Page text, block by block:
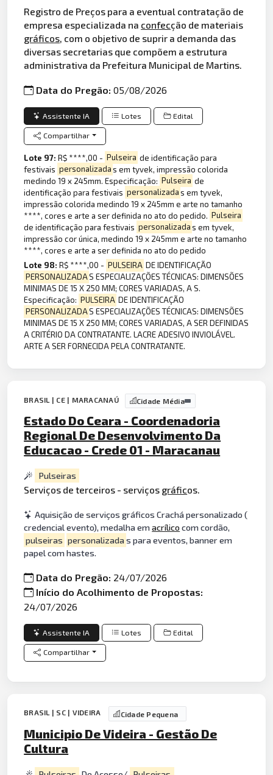
Registro de Preços para a eventual contratação de
empresa especializada na confecção de materiais
gráficos, com o objetivo de suprir a demanda das
diversas secretarias que compõem a estrutura
administrativa da Prefeitura Municipal de Martins.
Data do Pregão:05/08/2026
Assistente IA Lotes Edital
Compartilhar
Lote 97:R$ ****,00 - Pulseira de identificação para
festivais personalizadas em tyvek, impressão colorida
medindo 19 x 245mm. Especificação: Pulseira de
identificação para festivais personalizadas em tyvek,
impressão colorida medindo 19 x 245mm e arte no tamanho
****, cores e arte a ser definida no ato do pedido. Pulseira
de identificação para festivais personalizadas em tyvek,
impressão cor única, medindo 19 x 245mm e arte no tamanho
****, cores e arte a ser definida no ato do pedido
Lote 98:R$ ****,00 - PULSEIRA DE IDENTIFICAÇÃO
PERSONALIZADAS ESPECIALIZAÇÕES TÉCNICAS: DIMENSÕES
MINIMAS DE 15 X 250 MM; CORES VARIADAS, A S.
Especificação: PULSEIRA DE IDENTIFICAÇÃO
PERSONALIZADAS ESPECIALIZAÇÕES TÉCNICAS: DIMENSÕES
MINIMAS DE 15 X 250 MM; CORES VARIADAS, A SER DEFINIDAS
A CRITÉRIO DA CONTRATANTE. LACRE ADESIVO INVIOLÁVEL.
ARTE A SER FORNECIDA PELA CONTRATANTE.
BRASIL | CE | MARACANAÚ Cidade Média
Estado Do Ceara - Coordenadoria
Regional De Desenvolvimento Da
Educacao - Crede 01 - Maracanau
Pulseiras
Serviços de terceiros - serviços gráficos.
Aquisição de serviços gráficos Crachá personalizado (
credencial evento), medalha emacrílicocom cordão,
pulseiras personalizadas para eventos, banner em
papel com hastes.
Data do Pregão: 24/07/2026
Início do Acolhimento de Propostas:
24/07/2026
Assistente IA Lotes Edital
Compartilhar
BRASIL | SC | VIDEIRA Cidade Pequena
Municipio De Videira - Gestão De
Cultura